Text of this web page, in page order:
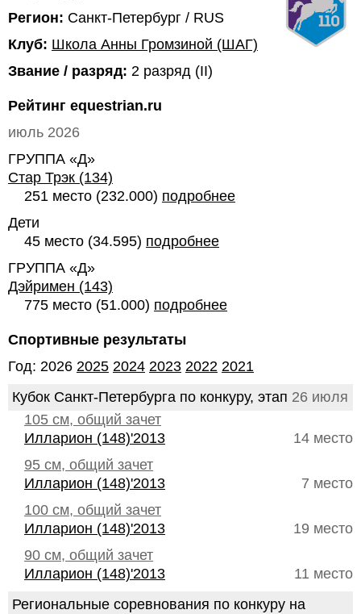
Регион: Санкт-Петербург / RUS
Клуб: Школа Анны Громзиной (ШАГ)
Звание / разряд: 2 разряд (II)
Рейтинг equestrian.ru
июль 2026
ГРУППА «Д»
Стар Трэк (134)
251 место (232.000) подробнее
Дети
45 место (34.595) подробнее
ГРУППА «Д»
Дэйримен (143)
775 место (51.000) подробнее
Спортивные результаты
Год: 2026 2025 2024 2023 2022 2021
Кубок Санкт-Петербурга по конкуру, этап 26 июля
105 см, общий зачет
14 место
Илларион (148)'2013
95 см, общий зачет
7 место
Илларион (148)'2013
100 см, общий зачет
19 место
Илларион (148)'2013
90 см, общий зачет
11 место
Илларион (148)'2013
Региональные соревнования по конкуру на